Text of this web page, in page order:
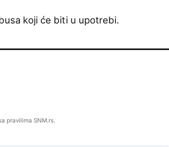
koji će biti u upotrebi.
pravilima SNM.rs.